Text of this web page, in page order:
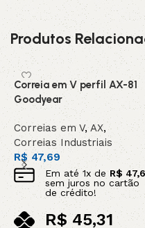
Produtos
Correia em V perfil AX-81
Goodyear
Correias em V,AX,
Correias Industriais
R$ 47,69
Em até1x deR$
sem juros no cartão
de crédito!
R$45,31